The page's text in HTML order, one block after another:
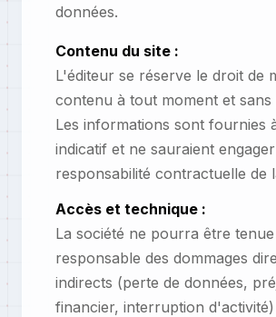
données.
Contenu du site :
L'éditeur se réserve le droit de
contenu à tout moment et sans
Les informations sont fournies
indicatif et ne sauraient
responsabilité contractuelle de
Accès et technique :
La société ne pourra être tenue
responsable des dommages
indirects (perte de données,
financier, interruption